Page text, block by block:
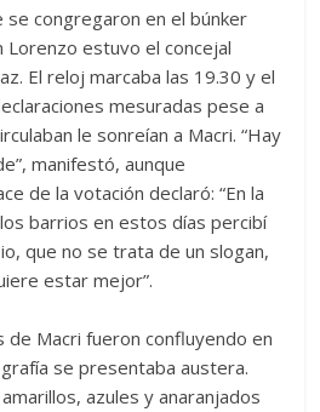
congregaron en el búnker
Lorenzo estuvo el concejal
El reloj marcaba las 19.30 y el
mesuradas pese a
le sonreían a Macri. “Hay
manifestó, aunque
de la votación declaró: “En la
barrios en estos días percibí
que no se trata de un slogan,
estar mejor”.
Macri fueron confluyendo en
se presentaba austera.
azules y anaranjados